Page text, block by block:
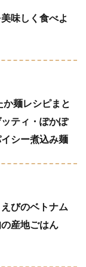
味しく食べよ
か麺レシピまと
ティ・ぽかぽ
シー煮込み麺
びのベトナム
産地ごはん